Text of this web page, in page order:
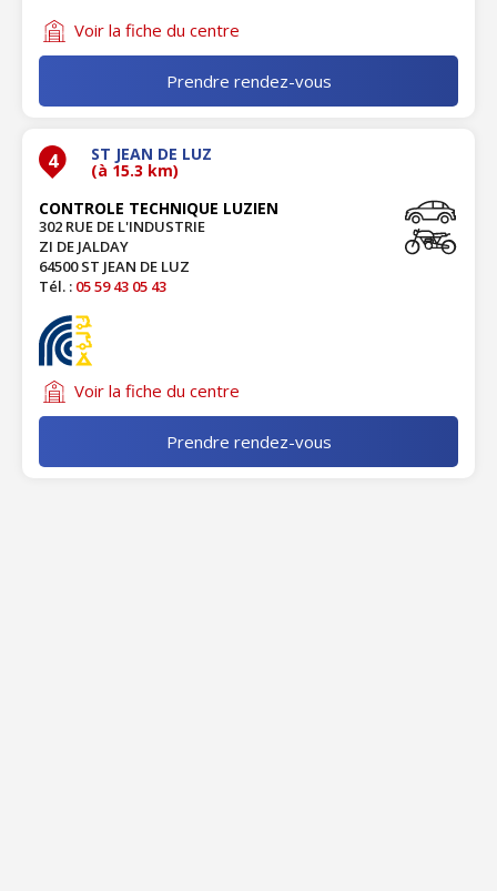
Voir la fiche du centre
Prendre rendez-vous
4 ST JEAN DE LUZ
(à 15.3 km)
CONTROLE TECHNIQUE LUZIEN
302 RUE DE L'INDUSTRIE
ZI DE JALDAY
64500 ST JEAN DE LUZ
Tél. : 05 59 43 05 43
Voir la fiche du centre
Prendre rendez-vous